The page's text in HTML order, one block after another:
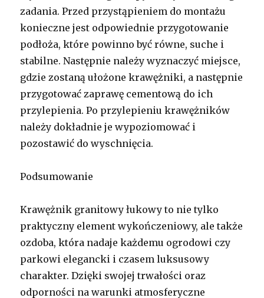
zadania. Przed przystąpieniem do montażu
konieczne jest odpowiednie przygotowanie
podłoża, które powinno być równe, suche i
stabilne. Następnie należy wyznaczyć miejsce,
gdzie zostaną ułożone krawężniki, a następnie
przygotować zaprawę cementową do ich
przylepienia. Po przylepieniu krawężników
należy dokładnie je wypoziomować i
pozostawić do wyschnięcia.
Podsumowanie
Krawężnik granitowy łukowy to nie tylko
praktyczny element wykończeniowy, ale także
ozdoba, która nadaje każdemu ogrodowi czy
parkowi elegancki i czasem luksusowy
charakter. Dzięki swojej trwałości oraz
odporności na warunki atmosferyczne